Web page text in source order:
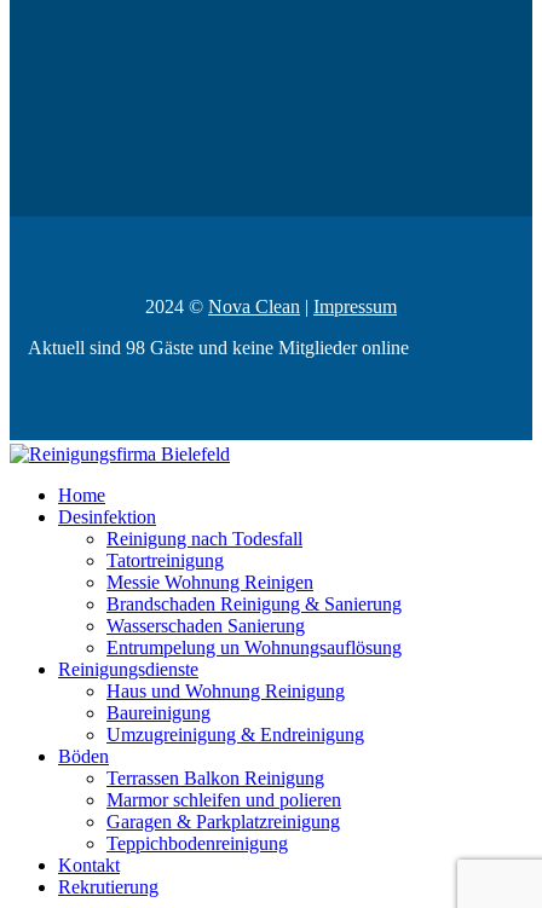
2024 © Nova Clean | Impressum
Aktuell sind 98 Gäste und keine Mitglieder online
Home
Desinfektion
Reinigung nach Todesfall
Tatortreinigung
Messie Wohnung Reinigen
Brandschaden Reinigung & Sanierung
Wasserschaden Sanierung
Entrumpelung un Wohnungs­auflösung
Reinigungsdienste
Haus und Wohnung Reinigung
Baureinigung
Umzugreinigung & Endreinigung
Böden
Terrassen Balkon Reinigung
Marmor schleifen und polieren
Garagen & Parkplatzreinigung
Teppichbodenreinigung
Kontakt
Rekrutierung